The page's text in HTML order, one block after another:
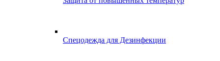
Спецодежда для Дезинфекции